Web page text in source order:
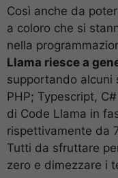
Così anche da
a coloro che si
nella
Llama riesce a
supportando alcuni
PHP; Typescript,
di Code Llama in
rispettivamente da
Tutti da sfruttare
zero e dimezzare i